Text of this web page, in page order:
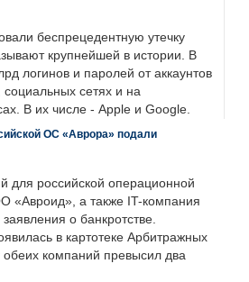
беспрецедентную утечку
крупнейшей в истории. В
логинов и паролей от аккаунтов
сетях и на
В их числе - Apple и Google.
ОС «Аврора» подали
для российской операционной
«Авроид», а также IT-компания
о банкротстве.
в картотеке Арбитражных
обеих компаний превысил два